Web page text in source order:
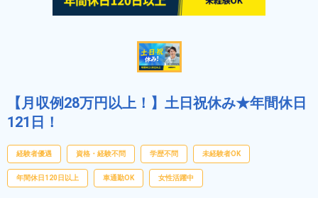
【月収例28万円以上！】土日祝休み★年間休日
121日！
経験者優遇 資格・経験不問 学歴不問 未経験者OK
年間休日120日以上 車通勤OK 女性活躍中